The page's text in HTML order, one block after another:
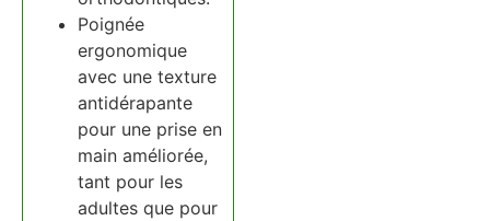
Poignée
ergonomique
avec une texture
antidérapante
pour une prise en
main améliorée,
tant pour les
adultes que pour